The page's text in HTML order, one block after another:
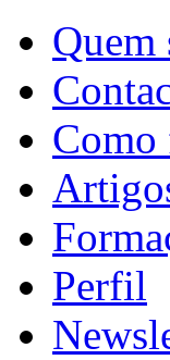
Quem
Como
Perfil